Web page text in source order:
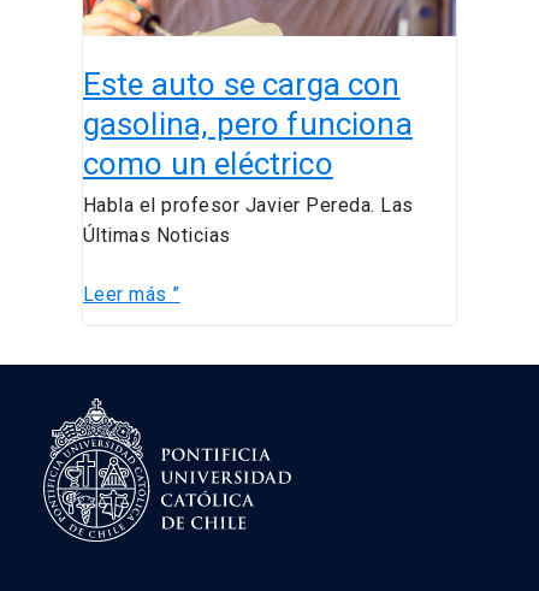
Este auto se carga con
gasolina, pero funciona
como un eléctrico
Habla el profesor Javier Pereda. Las
Últimas Noticias
como
eléctrico
Leer más ”